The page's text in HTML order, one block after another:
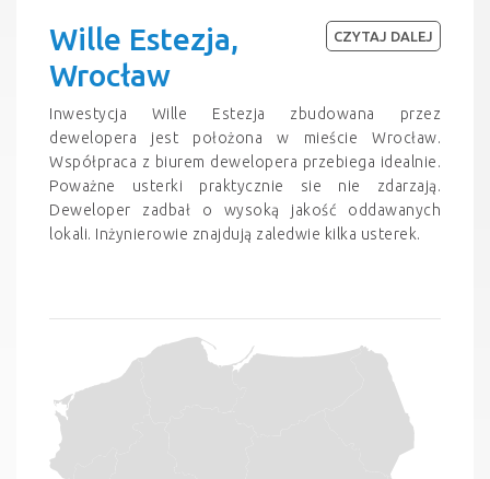
Wille Estezja,
Wrocław
Inwestycja Wille Estezja zbudowana przez
dewelopera jest położona w mieście Wrocław.
Współpraca z biurem dewelopera przebiega idealnie.
Poważne usterki praktycznie sie nie zdarzają.
Deweloper zadbał o wysoką jakość oddawanych
lokali. Inżynierowie znajdują zaledwie kilka usterek.
CZYTAJ DALEJ